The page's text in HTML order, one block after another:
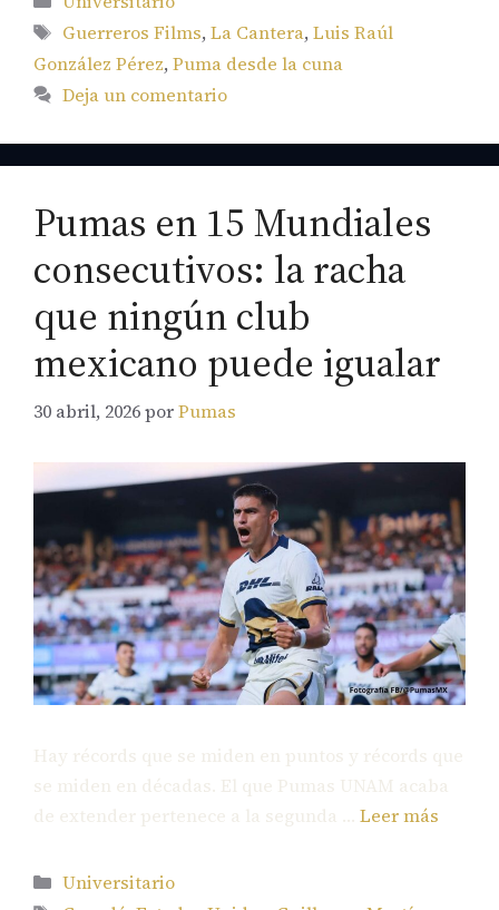
Etiquetas
Guerreros Films, La Cantera, Luis Raúl
González Pérez, Puma desde la cuna
Deja un comentario
Pumas en 15 Mundiales
consecutivos: la racha
que ningún club
mexicano puede igualar
30 abril, 2026porPumas
Hay récords que se miden en puntos y récords que
se miden en décadas. El que Pumas UNAM acaba
de extender pertenece a la segunda … Leer más
Categorías
Universitario